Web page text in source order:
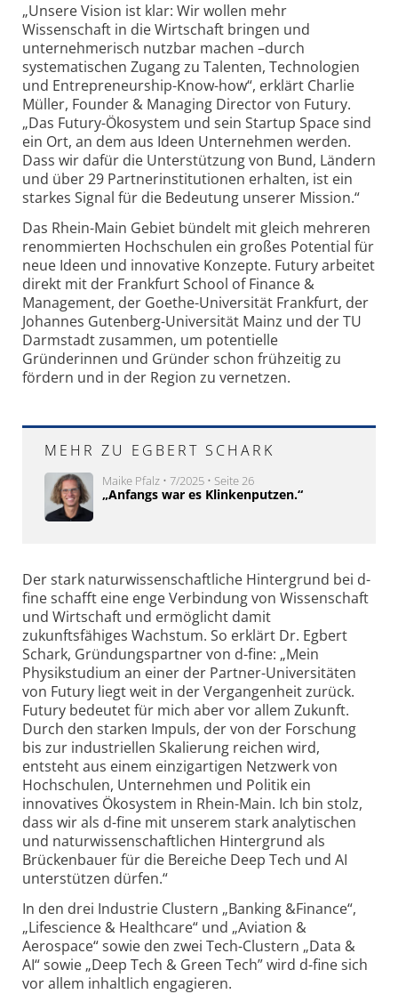
„Unsere Vision ist klar: Wir wollen mehr
Wissenschaft in die Wirtschaft bringen und
unternehmerisch nutzbar machen –durch
systematischen Zugang zu Talenten, Technologien
und Entrepreneurship-Know-how“, erklärt Charlie
Müller, Founder & Managing Director von Futury.
„Das Futury-Ökosystem und sein Startup Space sind
ein Ort, an dem aus Ideen Unternehmen werden.
Dass wir dafür die Unterstützung von Bund, Ländern
und über 29 Partnerinstitutionen erhalten, ist ein
starkes Signal für die Bedeutung unserer Mission.“
Das Rhein-Main Gebiet bündelt mit gleich mehreren
renommierten Hochschulen ein großes Potential für
neue Ideen und innovative Konzepte. Futury arbeitet
direkt mit der Frankfurt School of Finance &
Management, der Goethe-Universität Frankfurt, der
Johannes Gutenberg-Universität Mainz und der TU
Darmstadt zusammen, um potentielle
Gründerinnen und Gründer schon frühzeitig zu
fördern und in der Region zu vernetzen.
MEHR ZU EGBERT SCHARK
Maike Pfalz • 7/2025 • Seite 26
„Anfangs war es Klinkenputzen.“
Der stark naturwissenschaftliche Hintergrund bei d-
fine schafft eine enge Verbindung von Wissenschaft
und Wirtschaft und ermöglicht damit
zukunftsfähiges Wachstum. So erklärt Dr. Egbert
Schark, Gründungspartner von d-fine: „Mein
Physikstudium an einer der Partner-Universitäten
von Futury liegt weit in der Vergangenheit zurück.
Futury bedeutet für mich aber vor allem Zukunft.
Durch den starken Impuls, der von der Forschung
bis zur industriellen Skalierung reichen wird,
entsteht aus einem einzigartigen Netzwerk von
Hochschulen, Unternehmen und Politik ein
innovatives Ökosystem in Rhein-Main. Ich bin stolz,
dass wir als d-fine mit unserem stark analytischen
und naturwissenschaftlichen Hintergrund als
Brückenbauer für die Bereiche Deep Tech und AI
unterstützen dürfen.“
In den drei Industrie Clustern „Banking &Finance“,
„Lifescience & Healthcare“ und „Aviation &
Aerospace“ sowie den zwei Tech-Clustern „Data &
AI“ sowie „Deep Tech & Green Tech” wird d-fine sich
vor allem inhaltlich engagieren.